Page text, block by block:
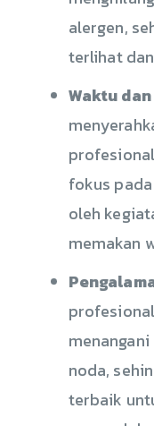
alergen,
terlihat
Waktu
fokus
oleh
memakan
noda,
terbaik